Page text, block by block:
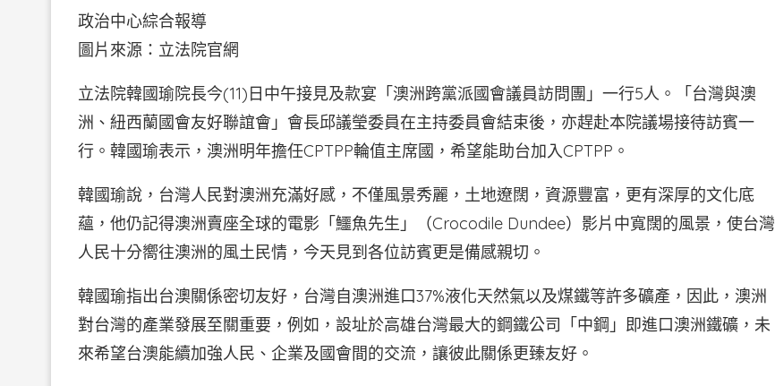
政治中心綜合報導
圖片來源：立法院官網
立法院韓國瑜院長今(11)日中午接見及款宴「澳洲跨黨派國會議員訪問團」一行5人。「台灣與澳
洲、紐西蘭國會友好聯誼會」會長邱議瑩委員在主持委員會結束後，亦趕赴本院議場接待訪賓一
行。韓國瑜表示，澳洲明年擔任CPTPP輪值主席國，希望能助台加入CPTPP。
韓國瑜說，台灣人民對澳洲充滿好感，不僅風景秀麗，土地遼闊，資源豐富，更有深厚的文化底
蘊，他仍記得澳洲賣座全球的電影「鱷魚先生」（Crocodile Dundee）影片中寬闊的風景，使台灣
人民十分嚮往澳洲的風土民情，今天見到各位訪賓更是備感親切。
韓國瑜指出台澳關係密切友好，台灣自澳洲進口37%液化天然氣以及煤鐵等許多礦產，因此，澳洲
對台灣的產業發展至關重要，例如，設址於高雄台灣最大的鋼鐵公司「中鋼」即進口澳洲鐵礦，未
來希望台澳能續加強人民、企業及國會間的交流，讓彼此關係更臻友好。